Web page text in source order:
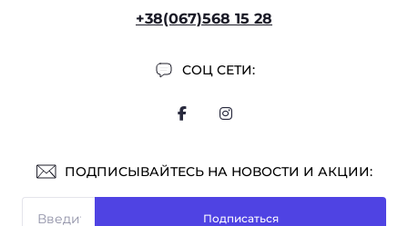
+38(067)568 15 28
СОЦ СЕТИ:
ПОДПИСЫВАЙТЕСЬ НА НОВОСТИ И АКЦИИ:
Подписаться